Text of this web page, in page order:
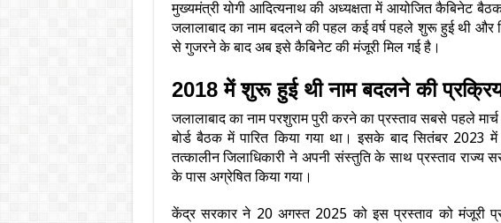
मुख्यमंत्री योगी आदित्यनाथ की अध्यक्षता में आयोजित कैबिनेट
जलालाबाद का नाम बदलने की पहल कई वर्ष पहले शुरू हुई थी और
से गुजरने के बाद अब इसे कैबिनेट की मंजूरी मिल गई है।
2018 में शुरू हुई थी नाम बदलने की
जलालाबाद का नाम परशुराम पुरी करने का प्रस्ताव सबसे पहले
बोर्ड बैठक में पारित किया गया था। इसके बाद सितंबर 2023 में
तत्कालीन जिलाधिकारी ने अपनी संस्तुति के साथ प्रस्ताव
के पास अग्रेषित किया गया।
केंद्र सरकार ने 20 अगस्त 2025 को इस प्रस्ताव को मंजूरी